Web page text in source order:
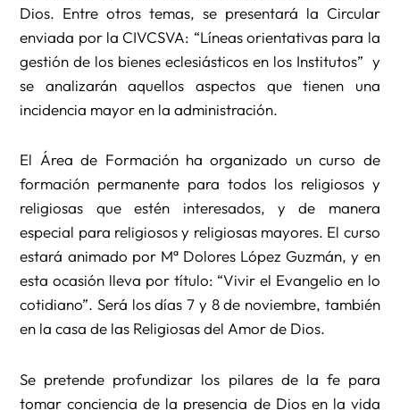
Dios. Entre otros temas, se presentará la Circular
enviada por la CIVCSVA: “Líneas orientativas para la
gestión de los bienes eclesiásticos en los Institutos” y
se analizarán aquellos aspectos que tienen una
incidencia mayor en la administración.
El Área de Formación ha organizado un curso de
formación permanente para todos los religiosos y
religiosas que estén interesados, y de manera
especial para religiosos y religiosas mayores. El curso
estará animado por Mª Dolores López Guzmán, y en
esta ocasión lleva por título: “Vivir el Evangelio en lo
cotidiano”. Será los días 7 y 8 de noviembre, también
en la casa de las Religiosas del Amor de Dios.
Se pretende profundizar los pilares de la fe para
tomar conciencia de la presencia de Dios en la vida